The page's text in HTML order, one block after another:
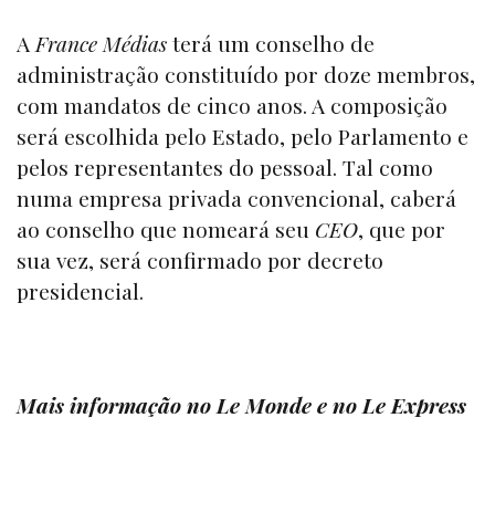
A France Médiasterá um conselho de
administração constituído por doze membros,
com mandatos de cinco anos. A composição
será escolhida pelo Estado, pelo Parlamento e
pelos representantes do pessoal. Tal como
numa empresa privada convencional, caberá
ao conselho que nomeará seu CEO, que por
sua vez, será confirmado por decreto
presidencial.
Mais informação no Le Mondee no Le Express